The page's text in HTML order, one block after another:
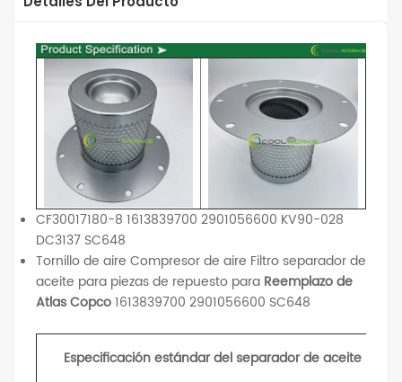
CF30017180-8 1613839700 2901056600 KV90-028
DC3137 SC648
Tornillo de aire Compresor de aire Filtro separador de
aceite para piezas de repuesto para Reemplazo de
Atlas Copco1613839700 2901056600 SC648
Especificación estándar del separador de aceite